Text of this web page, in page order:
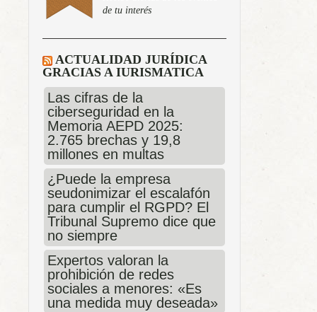
de tu interés
ACTUALIDAD JURÍDICA
GRACIAS A IURISMATICA
Las cifras de la
ciberseguridad en la
Memoria AEPD 2025:
2.765 brechas y 19,8
millones en multas
¿Puede la empresa
seudonimizar el escalafón
para cumplir el RGPD? El
Tribunal Supremo dice que
no siempre
Expertos valoran la
prohibición de redes
sociales a menores: «Es
una medida muy deseada»